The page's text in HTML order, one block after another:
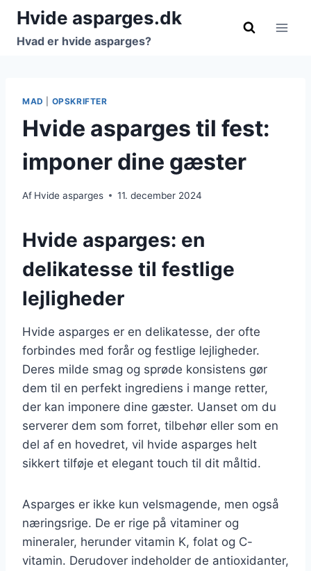
Fortsæt
indhold
Hvide asparges.dk
Hvad er hvide asparges?
MAD OPSKRIFTER
Hvide asparges til fest:
imponer dine gæster
Af Hvide asparges 11. december 2024
Hvide asparges: en
delikatesse til festlige
lejligheder
Hvide asparges er en delikatesse, der ofte
forbindes med forår og festlige lejligheder.
Deres milde smag og sprøde konsistens gør
dem til en perfekt ingrediens i mange retter,
der kan imponere dine gæster. Uanset om du
serverer dem som forret, tilbehør eller som en
del af en hovedret, vil hvide asparges helt
sikkert tilføje et elegant touch til dit måltid.
Asparges er ikke kun velsmagende, men også
næringsrige. De er rige på vitaminer og
mineraler, herunder vitamin K, folat og C-
vitamin. Derudover indeholder de antioxidanter,